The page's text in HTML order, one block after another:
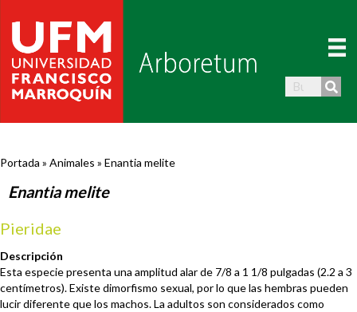
Portada » Animales » Enantia melite
Enantia melite
Pieridae
Descripción
Esta especie presenta una amplitud alar de 7/8 a 1 1/8 pulgadas (2.2 a 3
centímetros). Existe dimorfismo sexual, por lo que las hembras pueden
lucir diferente que los machos. La adultos son considerados como